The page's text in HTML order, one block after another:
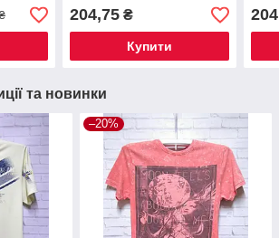
204,75₴
Купити
та новинки
–20%